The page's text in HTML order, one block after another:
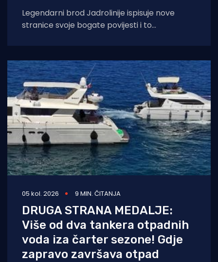
Legendarni brod Jadrolinije ispisuje nove
stranice svoje bogate povijesti i to
05 kol. 2026 9 MIN. ČITANJA
DRUGA STRANA MEDALJE:
Više od dva tankera otpadnih
voda iza čarter sezone! Gdje
zapravo završava otpad